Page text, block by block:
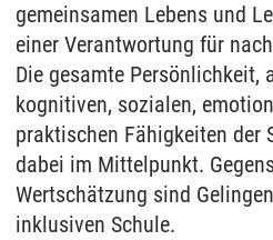
gemeinsamen Lebens und
einer Verantwortung für
Die gesamte Persönlichkeit,
kognitiven, sozialen,
praktischen Fähigkeiten der
dabei im Mittelpunkt.
Wertschätzung sind
inklusiven Schule.